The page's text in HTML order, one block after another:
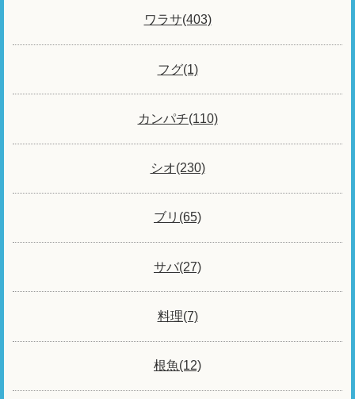
ワラサ(403)
フグ(1)
カンパチ(110)
シオ(230)
ブリ(65)
サバ(27)
料理(7)
根魚(12)